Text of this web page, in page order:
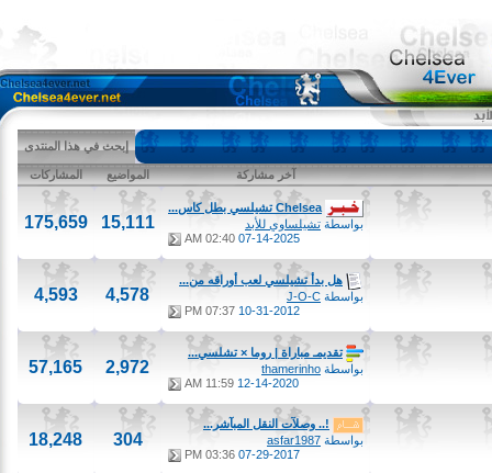
إبحث في هذا المنتدى
آخر مشاركة المواضيع المشاركات
Chelsea تشيلسي بطل كاس...
بواسطةتشيلساوي للأبد
07-14-2025
02:40 AM
15,111
175,659
هل بدأ تشيلسي لعب أوراقه من...
بواسطةJ-O-C
10-31-2012
07:37 PM
4,578
4,593
تقديمـ مباراة | روما × تشلسي...
بواسطةthamerinho
12-14-2020
11:59 AM
2,972
57,165
!.. وصلآت النقل المبآشر...
بواسطةasfar1987
07-29-2017
03:36 PM
304
18,248